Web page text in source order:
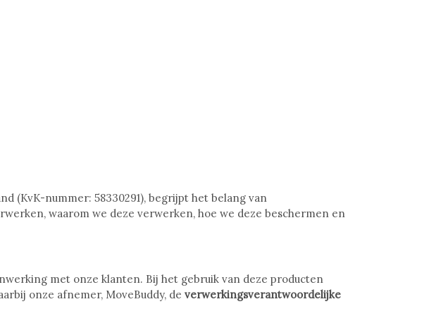
(KvK-nummer: 58330291), begrijpt het belang van
waarom we deze verwerken, hoe we deze beschermen en
met onze klanten. Bij het gebruik van deze producten
onze afnemer, MoveBuddy, de verwerkingsverantwoordelijke